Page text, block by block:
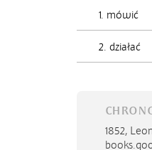
1. mówić
2. działać
1852,